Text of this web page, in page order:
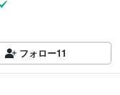
フォロー11